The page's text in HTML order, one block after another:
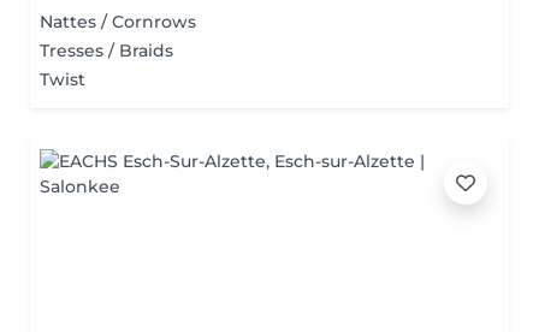
Nattes / Cornrows
Tresses / Braids
Twist